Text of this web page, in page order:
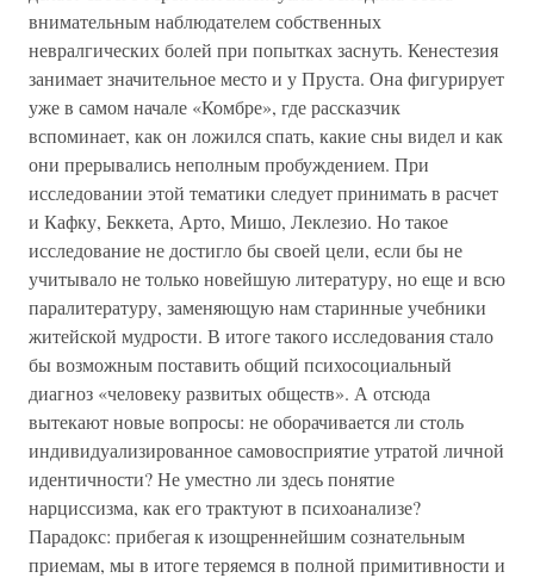
внимательным наблюдателем собственных
невралгических болей при попытках заснуть. Кенестезия
занимает значительное место и у Пруста. Она фигурирует
уже в самом начале «Комбре», где рассказчик
вспоминает, как он ложился спать, какие сны видел и как
они прерывались неполным пробуждением. При
исследовании этой тематики следует принимать в расчет
и Кафку, Беккета, Арто, Мишо, Леклезио. Но такое
исследование не достигло бы своей цели, если бы не
учитывало не только новейшую литературу, но еще и всю
паралитературу, заменяющую нам старинные учебники
житейской мудрости. В итоге такого исследования стало
бы возможным поставить общий психосоциальный
диагноз «человеку развитых обществ». А отсюда
вытекают новые вопросы: не оборачивается ли столь
индивидуализированное самовосприятие утратой личной
идентичности? Не уместно ли здесь понятие
нарциссизма, как его трактуют в психоанализе?
Парадокс: прибегая к изощреннейшим сознательным
приемам, мы в итоге теряемся в полной примитивности и